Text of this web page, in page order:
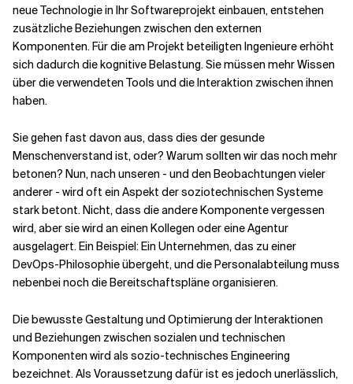
neue Technologie in Ihr Softwareprojekt einbauen, entstehen
zusätzliche Beziehungen zwischen den externen
Komponenten. Für die am Projekt beteiligten Ingenieure erhöht
sich dadurch die kognitive Belastung. Sie müssen mehr Wissen
über die verwendeten Tools und die Interaktion zwischen ihnen
haben.
Sie gehen fast davon aus, dass dies der gesunde
Menschenverstand ist, oder? Warum sollten wir das noch mehr
betonen? Nun, nach unseren - und den Beobachtungen vieler
anderer - wird oft ein Aspekt der soziotechnischen Systeme
stark betont. Nicht, dass die andere Komponente vergessen
wird, aber sie wird an einen Kollegen oder eine Agentur
ausgelagert. Ein Beispiel: Ein Unternehmen, das zu einer
DevOps-Philosophie übergeht, und die Personalabteilung muss
nebenbei noch die Bereitschaftspläne organisieren.
Die bewusste Gestaltung und Optimierung der Interaktionen
und Beziehungen zwischen sozialen und technischen
Komponenten wird als sozio-technisches Engineering
bezeichnet. Als Voraussetzung dafür ist es jedoch unerlässlich,